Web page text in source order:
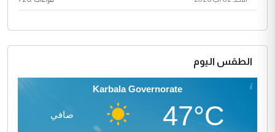
الطقس اليوم
Karbala Governorate
47°C صافي